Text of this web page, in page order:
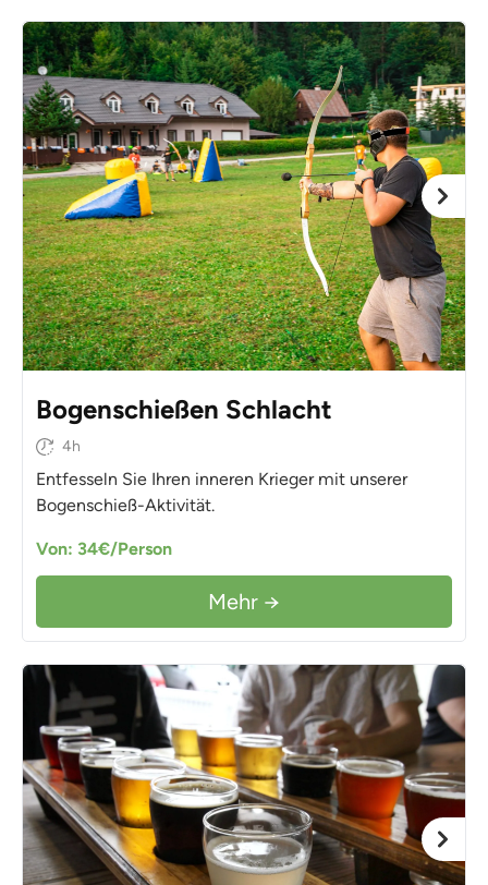
Bogenschießen Schlacht
4h
Entfesseln Sie Ihren inneren Krieger mit unserer
Bogenschieß-Aktivität.
Von: 34€/Person
Mehr →